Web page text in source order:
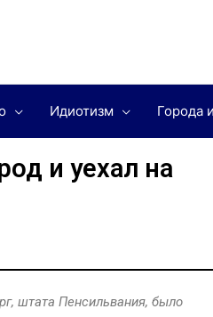
Идиотизм Города
и уехал на
штата Пенсильвания, было